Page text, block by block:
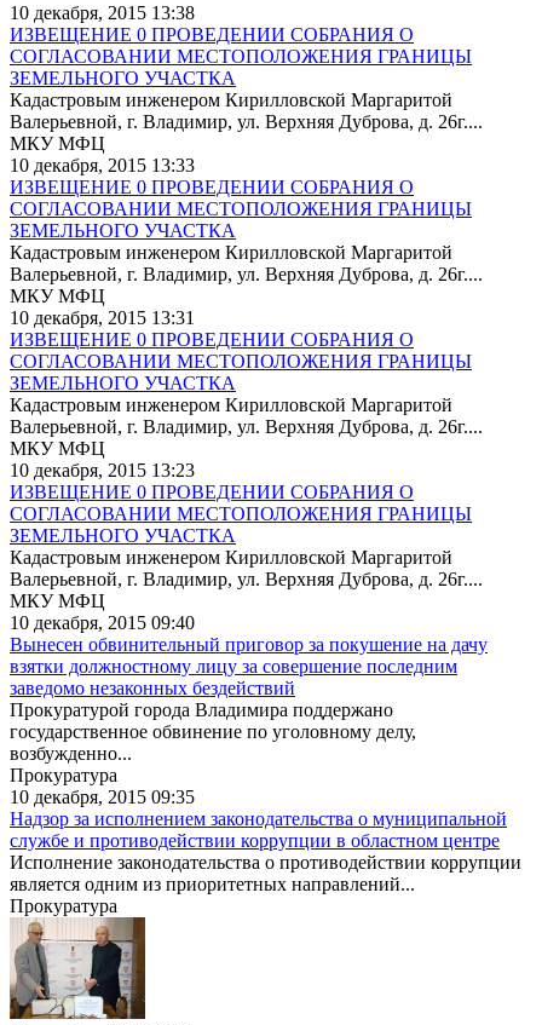
10 декабря, 2015 13:38
ИЗВЕЩЕНИЕ 0 ПРОВЕДЕНИИ СОБРАНИЯ О
СОГЛАСОВАНИИ МЕСТОПОЛОЖЕНИЯ ГРАНИЦЫ
ЗЕМЕЛЬНОГО УЧАСТКА
Кадастровым инженером Кирилловской Маргаритой
Валерьевной, г. Владимир, ул. Верхняя Дуброва, д. 26г....
МКУ МФЦ
10 декабря, 2015 13:33
ИЗВЕЩЕНИЕ 0 ПРОВЕДЕНИИ СОБРАНИЯ О
СОГЛАСОВАНИИ МЕСТОПОЛОЖЕНИЯ ГРАНИЦЫ
ЗЕМЕЛЬНОГО УЧАСТКА
Кадастровым инженером Кирилловской Маргаритой
Валерьевной, г. Владимир, ул. Верхняя Дуброва, д. 26г....
МКУ МФЦ
10 декабря, 2015 13:31
ИЗВЕЩЕНИЕ 0 ПРОВЕДЕНИИ СОБРАНИЯ О
СОГЛАСОВАНИИ МЕСТОПОЛОЖЕНИЯ ГРАНИЦЫ
ЗЕМЕЛЬНОГО УЧАСТКА
Кадастровым инженером Кирилловской Маргаритой
Валерьевной, г. Владимир, ул. Верхняя Дуброва, д. 26г....
МКУ МФЦ
10 декабря, 2015 13:23
ИЗВЕЩЕНИЕ 0 ПРОВЕДЕНИИ СОБРАНИЯ О
СОГЛАСОВАНИИ МЕСТОПОЛОЖЕНИЯ ГРАНИЦЫ
ЗЕМЕЛЬНОГО УЧАСТКА
Кадастровым инженером Кирилловской Маргаритой
Валерьевной, г. Владимир, ул. Верхняя Дуброва, д. 26г....
МКУ МФЦ
10 декабря, 2015 09:40
Вынесен обвинительный приговор за покушение на дачу
взятки должностному лицу за совершение последним
заведомо незаконных бездействий
Прокуратурой города Владимира поддержано
государственное обвинение по уголовному делу,
возбужденно...
Прокуратура
10 декабря, 2015 09:35
Надзор за исполнением законодательства о муниципальной
службе и противодействии коррупции в областном центре
Исполнение законодательства о противодействии коррупции
является одним из приоритетных направлений...
Прокуратура